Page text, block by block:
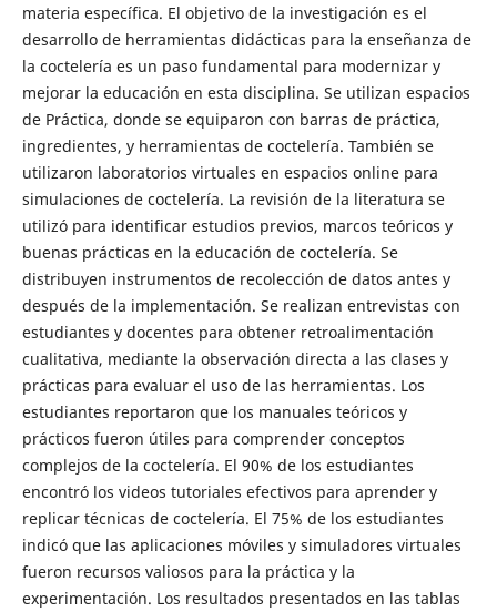
materia específica. El objetivo de la investigación es el
desarrollo de herramientas didácticas para la enseñanza de
la coctelería es un paso fundamental para modernizar y
mejorar la educación en esta disciplina. Se utilizan espacios
de Práctica, donde se equiparon con barras de práctica,
ingredientes, y herramientas de coctelería. También se
utilizaron laboratorios virtuales en espacios online para
simulaciones de coctelería. La revisión de la literatura se
utilizó para identificar estudios previos, marcos teóricos y
buenas prácticas en la educación de coctelería. Se
distribuyen instrumentos de recolección de datos antes y
después de la implementación. Se realizan entrevistas con
estudiantes y docentes para obtener retroalimentación
cualitativa, mediante la observación directa a las clases y
prácticas para evaluar el uso de las herramientas. Los
estudiantes reportaron que los manuales teóricos y
prácticos fueron útiles para comprender conceptos
complejos de la coctelería. El 90% de los estudiantes
encontró los videos tutoriales efectivos para aprender y
replicar técnicas de coctelería. El 75% de los estudiantes
indicó que las aplicaciones móviles y simuladores virtuales
fueron recursos valiosos para la práctica y la
experimentación. Los resultados presentados en las tablas